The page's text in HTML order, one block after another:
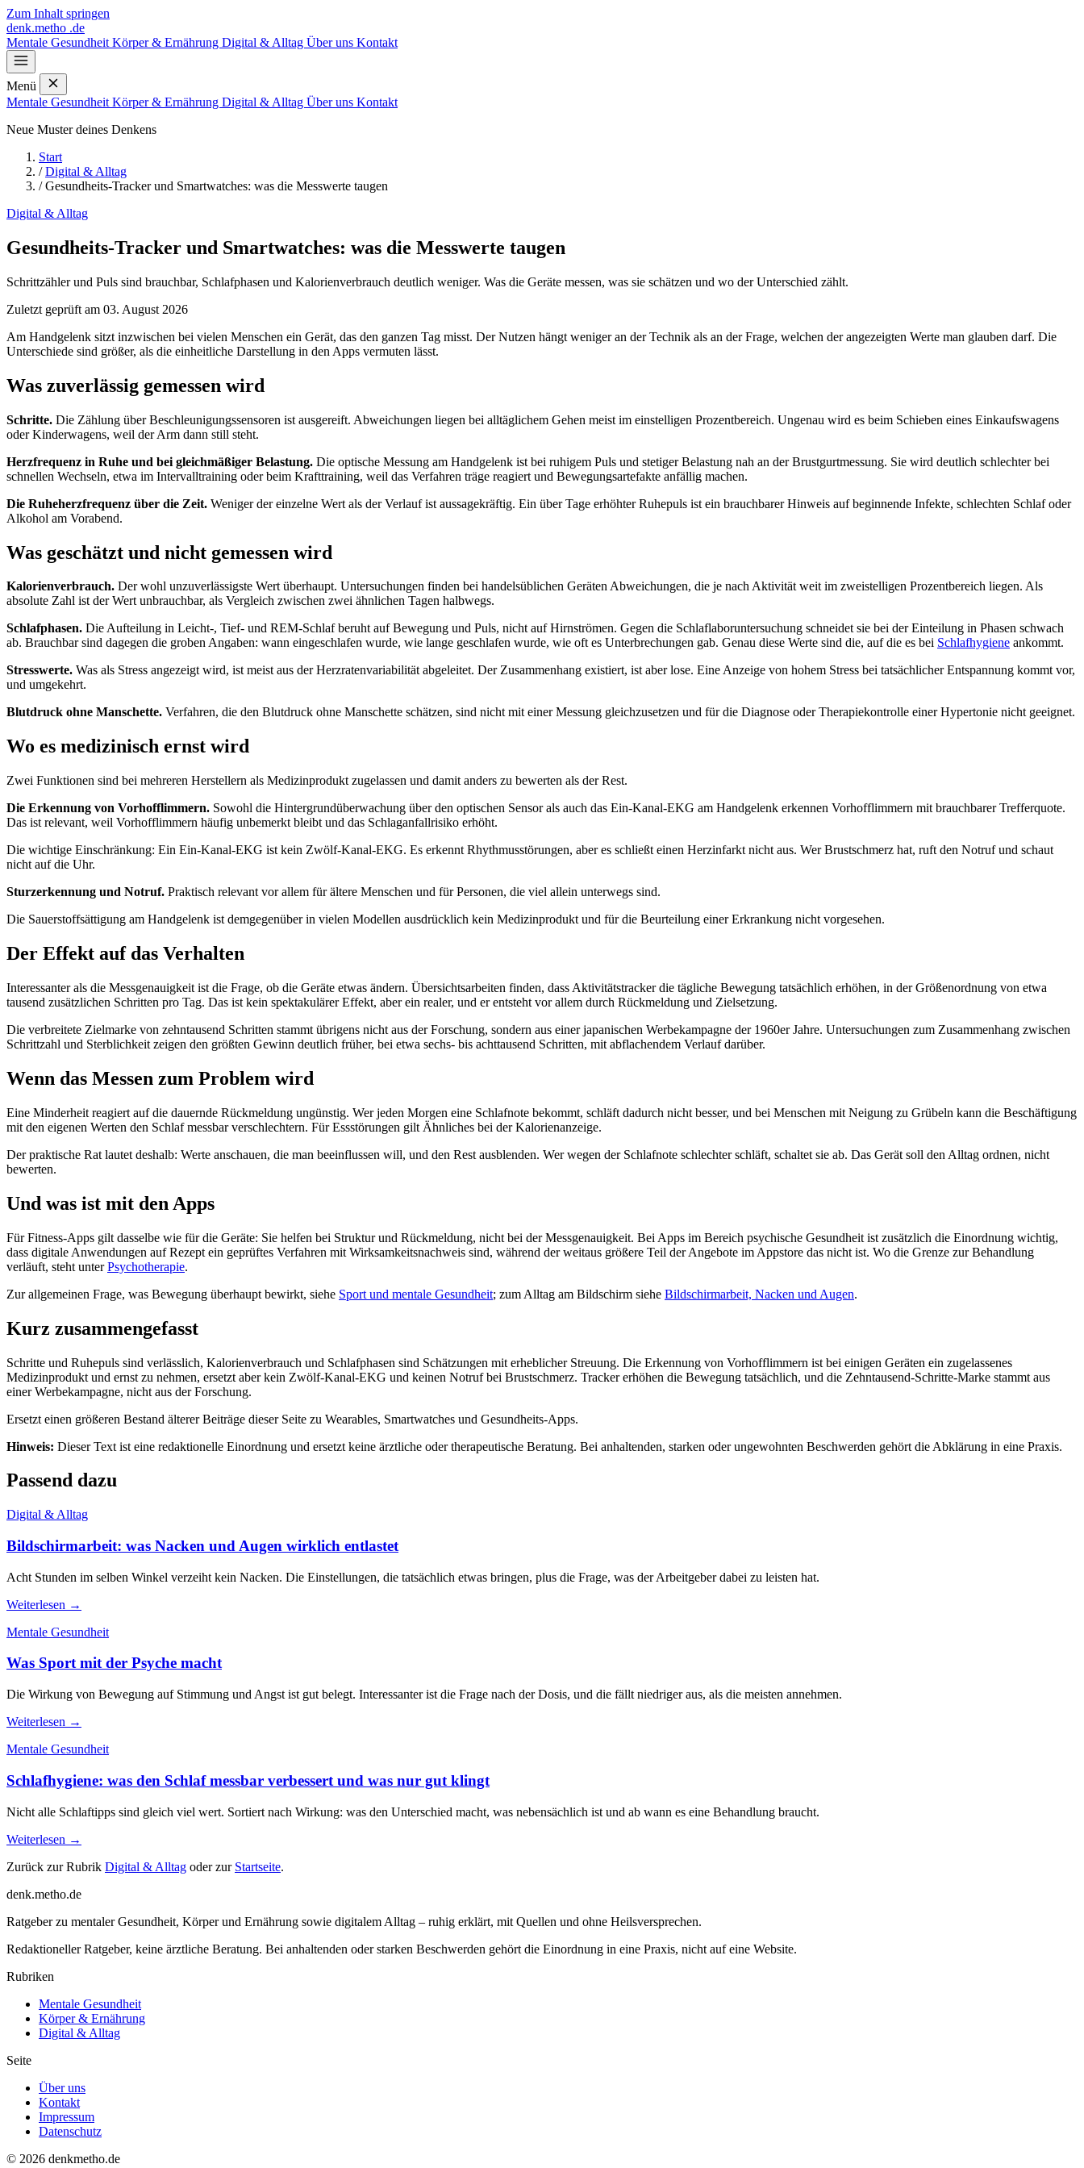
Zum Inhalt springen
denk.metho .de
Mentale Gesundheit Körper & Ernährung Digital & Alltag Über uns Kontakt
Menü
Mentale Gesundheit Körper & Ernährung Digital & Alltag Über uns Kontakt
Neue Muster deines Denkens
Start
/ Digital & Alltag
/ Gesundheits-Tracker und Smartwatches: was die Messwerte taugen
Digital & Alltag
Gesundheits-Tracker und Smartwatches: was die Messwerte taugen
Schrittzähler und Puls sind brauchbar, Schlafphasen und Kalorienverbrauch deutlich weniger. Was die Geräte messen, was sie schätzen und wo der Unterschied zählt.
Zuletzt geprüft am 03. August 2026
Am Handgelenk sitzt inzwischen bei vielen Menschen ein Gerät, das den ganzen Tag misst. Der Nutzen hängt weniger an der Technik als an der Frage, welchen der angezeigten Werte man glauben darf. Die
Unterschiede sind größer, als die einheitliche Darstellung in den Apps vermuten lässt.
Was zuverlässig gemessen wird
Schritte. Die Zählung über Beschleunigungssensoren ist ausgereift. Abweichungen liegen bei alltäglichem Gehen meist im einstelligen Prozentbereich. Ungenau wird es beim Schieben eines Einkaufswagens
oder Kinderwagens, weil der Arm dann still steht.
Herzfrequenz in Ruhe und bei gleichmäßiger Belastung. Die optische Messung am Handgelenk ist bei ruhigem Puls und stetiger Belastung nah an der Brustgurtmessung. Sie wird deutlich schlechter bei
schnellen Wechseln, etwa im Intervalltraining oder beim Krafttraining, weil das Verfahren träge reagiert und Bewegungsartefakte anfällig machen.
Die Ruheherzfrequenz über die Zeit. Weniger der einzelne Wert als der Verlauf ist aussagekräftig. Ein über Tage erhöhter Ruhepuls ist ein brauchbarer Hinweis auf beginnende Infekte, schlechten Schlaf oder
Alkohol am Vorabend.
Was geschätzt und nicht gemessen wird
Kalorienverbrauch. Der wohl unzuverlässigste Wert überhaupt. Untersuchungen finden bei handelsüblichen Geräten Abweichungen, die je nach Aktivität weit im zweistelligen Prozentbereich liegen. Als
absolute Zahl ist der Wert unbrauchbar, als Vergleich zwischen zwei ähnlichen Tagen halbwegs.
Schlafphasen. Die Aufteilung in Leicht-, Tief- und REM-Schlaf beruht auf Bewegung und Puls, nicht auf Hirnströmen. Gegen die Schlaflaboruntersuchung schneidet sie bei der Einteilung in Phasen schwach
ab. Brauchbar sind dagegen die groben Angaben: wann eingeschlafen wurde, wie lange geschlafen wurde, wie oft es Unterbrechungen gab. Genau diese Werte sind die, auf die es bei Schlafhygiene ankommt.
Stresswerte. Was als Stress angezeigt wird, ist meist aus der Herzratenvariabilität abgeleitet. Der Zusammenhang existiert, ist aber lose. Eine Anzeige von hohem Stress bei tatsächlicher Entspannung kommt vor,
und umgekehrt.
Blutdruck ohne Manschette. Verfahren, die den Blutdruck ohne Manschette schätzen, sind nicht mit einer Messung gleichzusetzen und für die Diagnose oder Therapiekontrolle einer Hypertonie nicht geeignet.
Wo es medizinisch ernst wird
Zwei Funktionen sind bei mehreren Herstellern als Medizinprodukt zugelassen und damit anders zu bewerten als der Rest.
Die Erkennung von Vorhofflimmern. Sowohl die Hintergrundüberwachung über den optischen Sensor als auch das Ein-Kanal-EKG am Handgelenk erkennen Vorhofflimmern mit brauchbarer Trefferquote.
Das ist relevant, weil Vorhofflimmern häufig unbemerkt bleibt und das Schlaganfallrisiko erhöht.
Die wichtige Einschränkung: Ein Ein-Kanal-EKG ist kein Zwölf-Kanal-EKG. Es erkennt Rhythmusstörungen, aber es schließt einen Herzinfarkt nicht aus. Wer Brustschmerz hat, ruft den Notruf und schaut
nicht auf die Uhr.
Sturzerkennung und Notruf. Praktisch relevant vor allem für ältere Menschen und für Personen, die viel allein unterwegs sind.
Die Sauerstoffsättigung am Handgelenk ist demgegenüber in vielen Modellen ausdrücklich kein Medizinprodukt und für die Beurteilung einer Erkrankung nicht vorgesehen.
Der Effekt auf das Verhalten
Interessanter als die Messgenauigkeit ist die Frage, ob die Geräte etwas ändern. Übersichtsarbeiten finden, dass Aktivitätstracker die tägliche Bewegung tatsächlich erhöhen, in der Größenordnung von etwa
tausend zusätzlichen Schritten pro Tag. Das ist kein spektakulärer Effekt, aber ein realer, und er entsteht vor allem durch Rückmeldung und Zielsetzung.
Die verbreitete Zielmarke von zehntausend Schritten stammt übrigens nicht aus der Forschung, sondern aus einer japanischen Werbekampagne der 1960er Jahre. Untersuchungen zum Zusammenhang zwischen
Schrittzahl und Sterblichkeit zeigen den größten Gewinn deutlich früher, bei etwa sechs- bis achttausend Schritten, mit abflachendem Verlauf darüber.
Wenn das Messen zum Problem wird
Eine Minderheit reagiert auf die dauernde Rückmeldung ungünstig. Wer jeden Morgen eine Schlafnote bekommt, schläft dadurch nicht besser, und bei Menschen mit Neigung zu Grübeln kann die Beschäftigung
mit den eigenen Werten den Schlaf messbar verschlechtern. Für Essstörungen gilt Ähnliches bei der Kalorienanzeige.
Der praktische Rat lautet deshalb: Werte anschauen, die man beeinflussen will, und den Rest ausblenden. Wer wegen der Schlafnote schlechter schläft, schaltet sie ab. Das Gerät soll den Alltag ordnen, nicht
bewerten.
Und was ist mit den Apps
Für Fitness-Apps gilt dasselbe wie für die Geräte: Sie helfen bei Struktur und Rückmeldung, nicht bei der Messgenauigkeit. Bei Apps im Bereich psychische Gesundheit ist zusätzlich die Einordnung wichtig,
dass digitale Anwendungen auf Rezept ein geprüftes Verfahren mit Wirksamkeitsnachweis sind, während der weitaus größere Teil der Angebote im Appstore das nicht ist. Wo die Grenze zur Behandlung
verläuft, steht unterPsychotherapie.
Zur allgemeinen Frage, was Bewegung überhaupt bewirkt, siehe Sport und mentale Gesundheit; zum Alltag am Bildschirm siehe Bildschirmarbeit, Nacken und Augen.
Kurz zusammengefasst
Schritte und Ruhepuls sind verlässlich, Kalorienverbrauch und Schlafphasen sind Schätzungen mit erheblicher Streuung. Die Erkennung von Vorhofflimmern ist bei einigen Geräten ein zugelassenes
Medizinprodukt und ernst zu nehmen, ersetzt aber kein Zwölf-Kanal-EKG und keinen Notruf bei Brustschmerz. Tracker erhöhen die Bewegung tatsächlich, und die Zehntausend-Schritte-Marke stammt aus
einer Werbekampagne, nicht aus der Forschung.
Ersetzt einen größeren Bestand älterer Beiträge dieser Seite zu Wearables, Smartwatches und Gesundheits-Apps.
Hinweis: Dieser Text ist eine redaktionelle Einordnung und ersetzt keine ärztliche oder therapeutische Beratung. Bei anhaltenden, starken oder ungewohnten Beschwerden gehört die Abklärung in eine Praxis.
Passend dazu
Digital & Alltag
Bildschirmarbeit: was Nacken und Augen wirklich entlastet
Acht Stunden im selben Winkel verzeiht kein Nacken. Die Einstellungen, die tatsächlich etwas bringen, plus die Frage, was der Arbeitgeber dabei zu leisten hat.
Weiterlesen →
Mentale Gesundheit
Was Sport mit der Psyche macht
Die Wirkung von Bewegung auf Stimmung und Angst ist gut belegt. Interessanter ist die Frage nach der Dosis, und die fällt niedriger aus, als die meisten annehmen.
Weiterlesen →
Mentale Gesundheit
Schlafhygiene: was den Schlaf messbar verbessert und was nur gut klingt
Nicht alle Schlaftipps sind gleich viel wert. Sortiert nach Wirkung: was den Unterschied macht, was nebensächlich ist und ab wann es eine Behandlung braucht.
Weiterlesen →
Zurück zur Rubrik Digital & Alltag oder zur Startseite.
denk.metho.de
Ratgeber zu mentaler Gesundheit, Körper und Ernährung sowie digitalem Alltag – ruhig erklärt, mit Quellen und ohne Heilsversprechen.
Redaktioneller Ratgeber, keine ärztliche Beratung. Bei anhaltenden oder starken Beschwerden gehört die Einordnung in eine Praxis, nicht auf eine Website.
Rubriken
Mentale Gesundheit
Körper & Ernährung
Digital & Alltag
Seite
Über uns
Kontakt
Impressum
Datenschutz
© 2026 denkmetho.de